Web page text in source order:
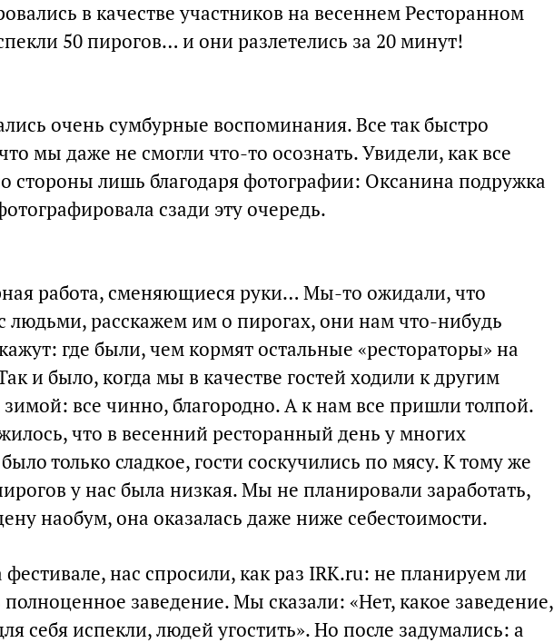
в качестве участников на весеннем Ресторанном
50 пирогов… и они разлетелись за 20 минут!
очень сумбурные воспоминания. Все так быстро
мы даже не смогли что-то осознать. Увидели, как все
стороны лишь благодаря фотографии: Оксанина подружка
сзади эту очередь.
работа, сменяющиеся руки… Мы-то ожидали, что
людьми, расскажем им о пирогах, они нам что-нибудь
где были, чем кормят остальные «рестораторы» на
и было, когда мы в качестве гостей ходили к другим
все чинно, благородно. А к нам все пришли толпой.
что в весенний ресторанный день у многих
только сладкое, гости соскучились по мясу. К тому же
у нас была низкая. Мы не планировали заработать,
наобум, она оказалась даже ниже себестоимости.
фестивале, нас спросили, как раз IRK.ru: не планируем ли
заведение. Мы сказали: «Нет, какое заведение,
себя испекли, людей угостить». Но после задумались: а